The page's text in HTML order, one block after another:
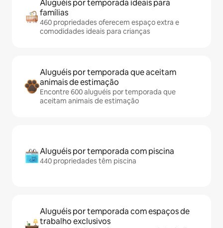
Aluguéis por temporada ideais para
famílias
460 propriedades oferecem espaço extra e
comodidades ideais para crianças
Aluguéis por temporada que aceitam
animais de estimação
Encontre 600 aluguéis por temporada que
aceitam animais de estimação
Aluguéis por temporada com piscina
440 propriedades têm piscina
Aluguéis por temporada com espaços de
trabalho exclusivos